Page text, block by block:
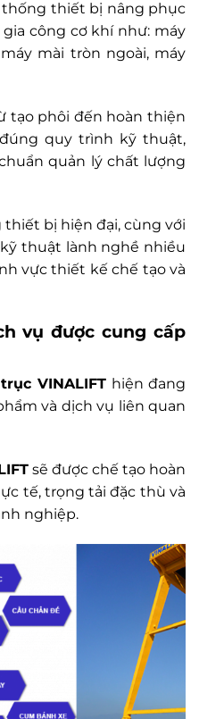
thiết bị nâng phục
công cơ khí như: máy
mài tròn ngoài, máy
tạo phôi đến hoàn thiện
quy trình kỹ thuật,
quản lý chất lượng
thiết bị hiện đại, cùng với
thuật lành nghề nhiều
vực thiết kế chế tạo và
vụ được cung cấp
VINALIFT hiện đang
và dịch vụ liên quan
sẽ được chế tạo hoàn
tế, trọng tải đặc thù và
nghiệp.